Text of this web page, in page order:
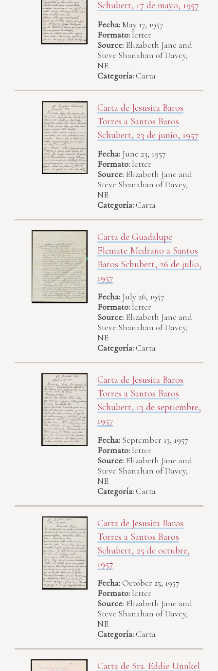
Schubert, 17 de mayo, 1957
Fecha:May 17, 1957
Formato: letter
Source: Elizabeth Jane and
Steve Shanahan of Davey,
NE
Categoría:Carta
Carta de Jesusita Baros
Torres a Santos Baros
Schubert, 23 de junio, 1957
Fecha: June 23, 1957
Formato: letter
Source: Elizabeth Jane and
Steve Shanahan of Davey,
NE
Categoría:Carta
Carta de Guadalupe
Flemate Medrano a Santos
Baros Schubert, 26 de julio,
1957
Fecha: July 26, 1957
Formato: letter
Source: Elizabeth Jane and
Steve Shanahan of Davey,
NE
Categoría:Carta
Carta de Jesusita Baros
Torres a Santos Baros
Schubert, 13 de septiembre,
1957
Fecha: September 13, 1957
Formato: letter
Source: Elizabeth Jane and
Steve Shanahan of Davey,
NE
Categoría:Carta
Carta de Jesusita Baros
Torres a Santos Baros
Schubert, 25 de octubre,
1957
Fecha:October 25, 1957
Formato: letter
Source: Elizabeth Jane and
Steve Shanahan of Davey,
NE
Categoría:Carta
Carta de Sra. Eddie Unnkel